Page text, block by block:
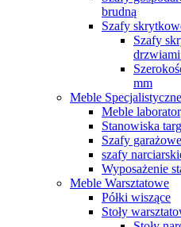
brudną
Szafy
Szafy
mm
Meble Specjalistyczne
Meble
Stanowiska
Szafy garażowe
szafy
Wyposażenie
Meble Warsztatowe
Półki wiszące
Stoły